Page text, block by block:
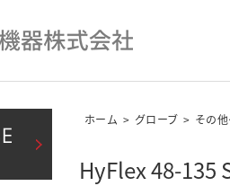
ホーム > グローブ > その
HyFlex 48-135